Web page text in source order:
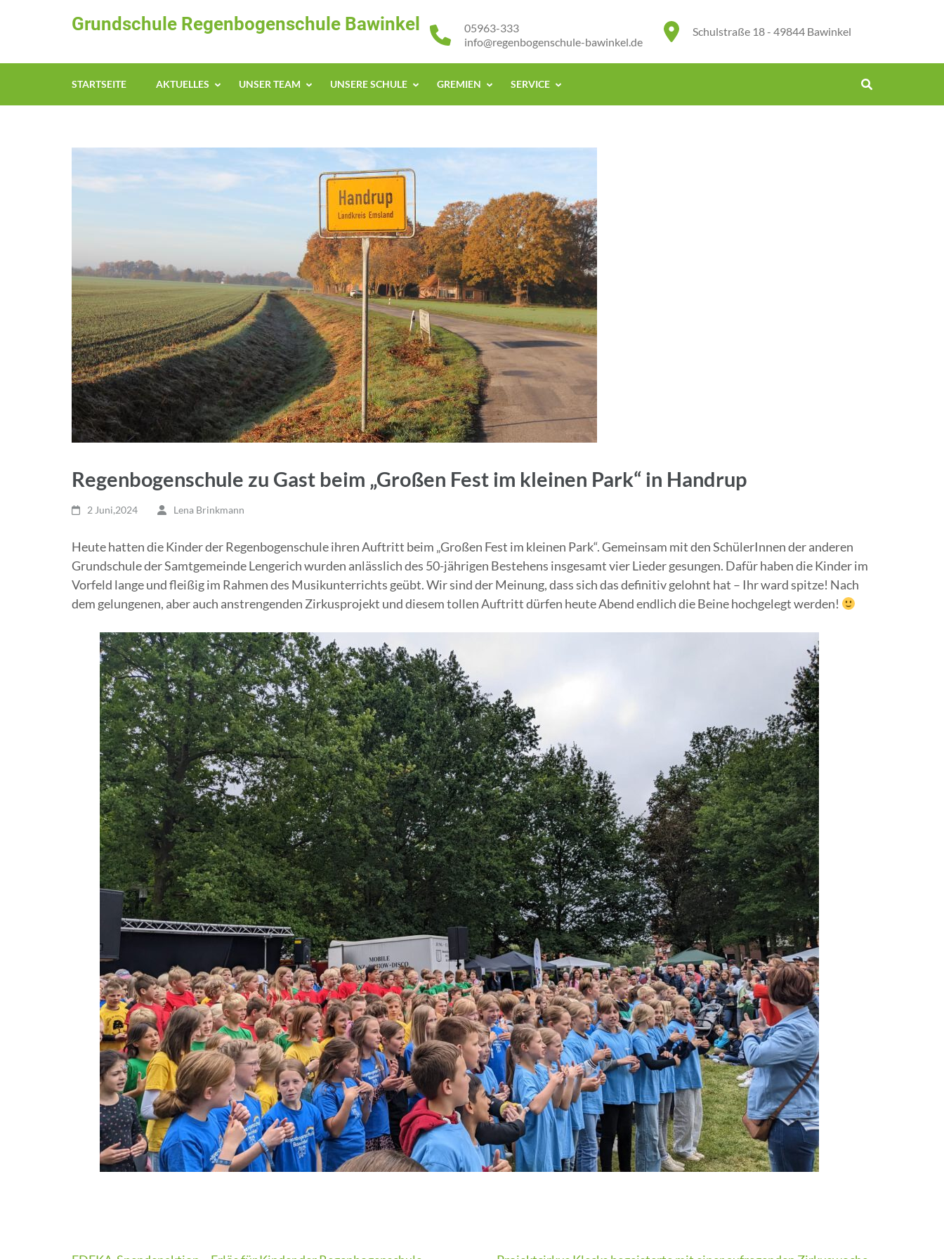
(Enter
Grundschule Regenbogenschule Bawinkel Schulstraße 18 - 49844 Bawinkel
05963-333
info@regenbogenschule-bawinkel.de
STARTSEITE AKTUELLES UNSER TEAM UNSERE SCHULE GREMIEN SERVICE
Regenbogenschule zu Gast beim „Großen Fest im kleinen Park“ in Handrup
2 Juni,2024 Lena Brinkmann
Heute hatten die Kinder der Regenbogenschule ihren Auftritt beim „Großen Fest im kleinen Park“. Gemeinsam mit den SchülerInnen der anderen
Grundschule der Samtgemeinde Lengerich wurden anlässlich des 50-jährigen Bestehens insgesamt vier Lieder gesungen. Dafür haben die Kinder im
Vorfeld lange und fleißig im Rahmen des Musikunterrichts geübt. Wir sind der Meinung, dass sich das definitiv gelohnt hat – Ihr ward spitze! Nach
dem gelungenen, aber auch anstrengenden Zirkusprojekt und diesem tollen Auftritt dürfen heute Abend endlich die Beine hochgelegt werden!